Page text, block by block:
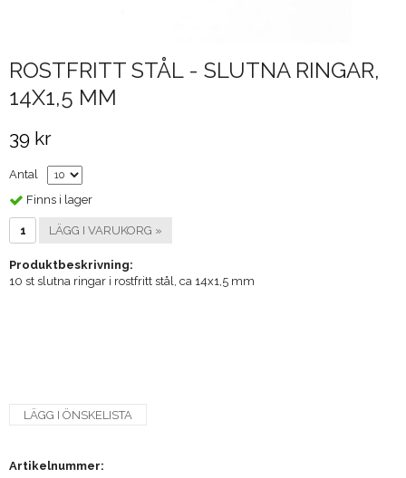
ROSTFRITT STÅL - SLUTNA RINGAR,
14X1,5 MM
39 kr
Antal
Finns i lager
LÄGG I VARUKORG »
Produktbeskrivning:
10 st slutna ringar i rostfritt stål, ca 14x1,5 mm
LÄGG I ÖNSKELISTA
Artikelnummer: